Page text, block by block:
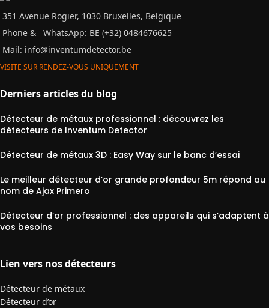
351 Avenue Rogier, 1030 Bruxelles, Belgique
Phone &
WhatsApp: BE (+32) 0484676625
Mail: info@inventumdetector.be
VISITE SUR RENDEZ-VOUS UNIQUEMENT
Derniers articles du blog
Détecteur de métaux professionnel : découvrez les
détecteurs de Inventum Detector
Détecteur de métaux 3D : Easy Way sur le banc d’essai
Le meilleur détecteur d’or grande profondeur 5m répond au
nom de Ajax Primero
Détecteur d’or professionnel : des appareils qui s’adaptent à
vos besoins
Lien vers nos détecteurs
Détecteur de métaux
Détecteur d’or